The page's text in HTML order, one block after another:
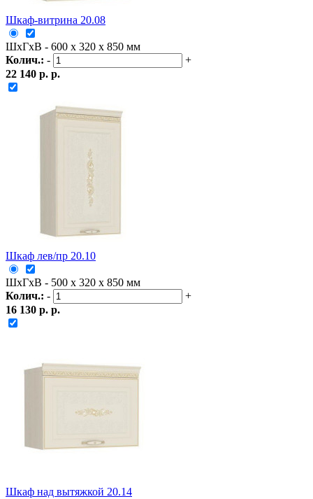
Шкаф-витрина 20.08
ШxГxВ - 600 x 320 x 850 мм
Колич.: -
+
22 140 р. р.
Шкаф лев/пр 20.10
ШxГxВ - 500 x 320 x 850 мм
Колич.: -
+
16 130 р. р.
Шкаф над вытяжкой 20.14